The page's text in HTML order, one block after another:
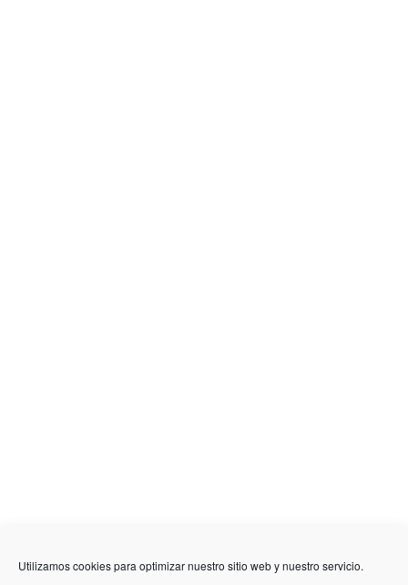
Utilizamos cookies para optimizar nuestro sitio web y nuestro servicio.
636 01 61 85 Fuente Palmera